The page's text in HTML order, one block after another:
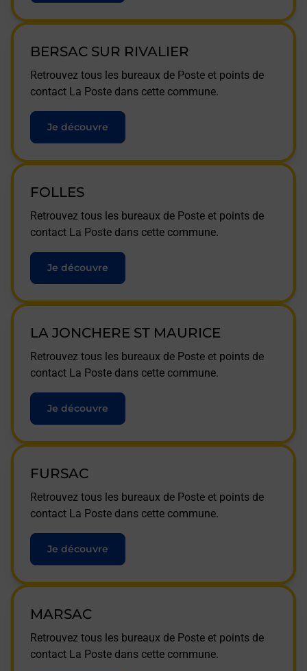
BERSAC SUR RIVALIER
Retrouvez tous les bureaux de Poste et points de
contact La Poste dans cette commune.
Je découvre
FOLLES
Retrouvez tous les bureaux de Poste et points de
contact La Poste dans cette commune.
Je découvre
LA JONCHERE ST MAURICE
Retrouvez tous les bureaux de Poste et points de
contact La Poste dans cette commune.
Je découvre
FURSAC
Retrouvez tous les bureaux de Poste et points de
contact La Poste dans cette commune.
Je découvre
MARSAC
Retrouvez tous les bureaux de Poste et points de
contact La Poste dans cette commune.